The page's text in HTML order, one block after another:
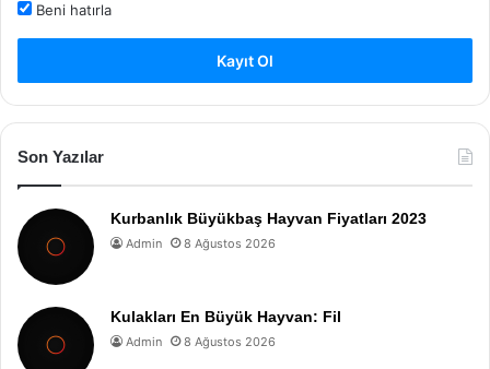
Beni hatırla
Kayıt Ol
Son Yazılar
Kurbanlık Büyükbaş Hayvan Fiyatları 2023
Admin 8 Ağustos 2026
Kulakları En Büyük Hayvan: Fil
Admin 8 Ağustos 2026